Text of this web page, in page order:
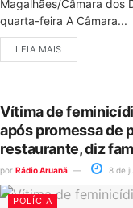
Magalhães/Câmara dos
quarta-feira A Câmara...
LEIA MAIS
Vítima de
após promessa de
restaurante, diz
por Rádio Aruanã 8 de
POLÍCIA